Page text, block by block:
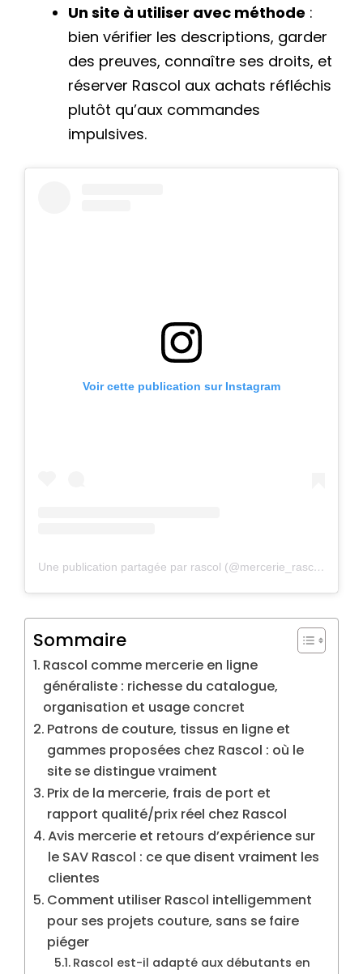
Un site à utiliser avec méthode :
bien vérifier les descriptions, garder
des preuves, connaître ses droits, et
réserver Rascol aux achats réfléchis
plutôt qu’aux commandes
impulsives.
Voir cette publication sur Instagram
Une publication partagée par rascol (@mercerie_rascol)
Sommaire
Rascol comme mercerie en ligne
généraliste : richesse du catalogue,
organisation et usage concret
Patrons de couture, tissus en ligne et
gammes proposées chez Rascol : où le
site se distingue vraiment
Prix de la mercerie, frais de port et
rapport qualité/prix réel chez Rascol
Avis mercerie et retours d’expérience sur
le SAV Rascol : ce que disent vraiment les
clientes
Comment utiliser Rascol intelligemment
pour ses projets couture, sans se faire
piéger
Rascol est-il adapté aux débutants en